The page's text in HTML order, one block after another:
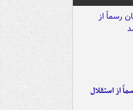
از استقلال